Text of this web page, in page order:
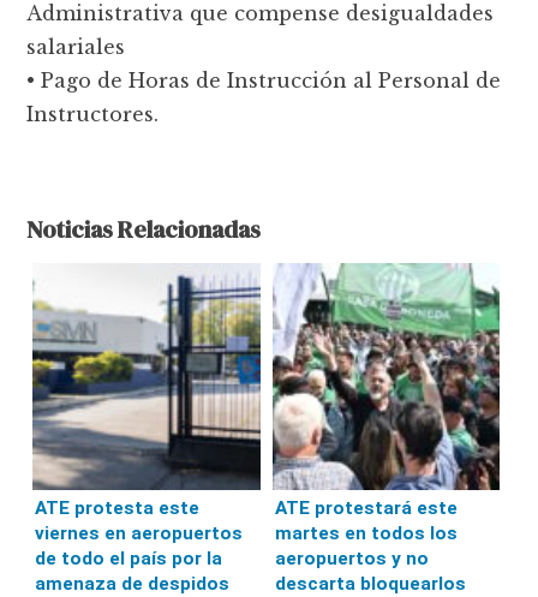
Administrativa que compense desigualdades
salariales
• Pago de Horas de Instrucción al Personal de
Instructores.
Noticias Relacionadas
ATE protesta este
viernes en aeropuertos
de todo el país por la
amenaza de despidos
ATE protestará este
martes en todos los
aeropuertos y no
descarta bloquearlos